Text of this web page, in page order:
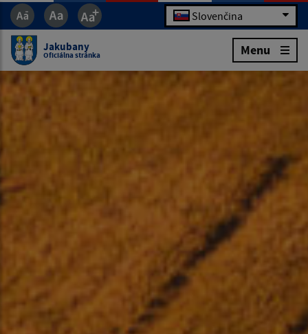
Slovenčina
Jakubany
Oficiálna stránka Menu